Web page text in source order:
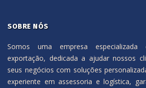
SOBRE NÓS
Somos uma empresa
exportação, dedicada a ajudar nossos
seus negócios com soluções
experiente em assessoria e logística,